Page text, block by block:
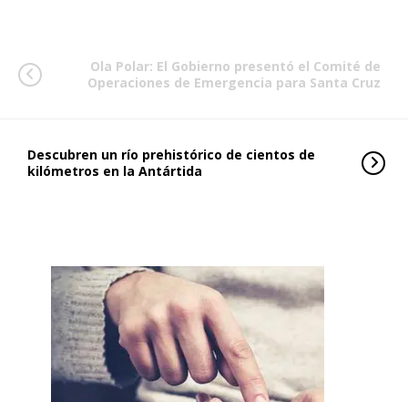
Ola Polar: El Gobierno presentó el Comité de
Operaciones de Emergencia para Santa Cruz
Descubren un río prehistórico de cientos de
kilómetros en la Antártida